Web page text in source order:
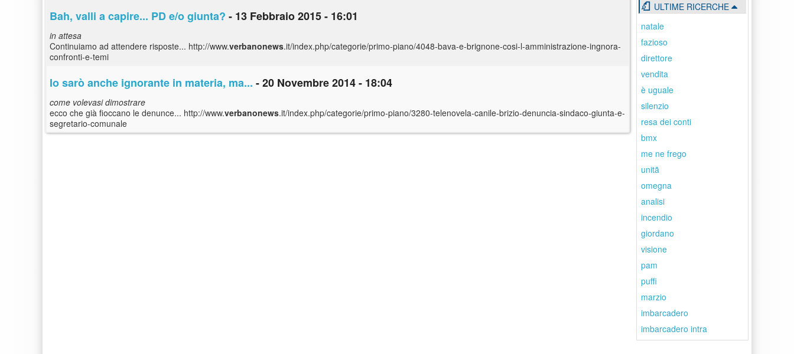
Bah, valli a capire... PD e/o giunta? - 13 Febbraio 2015 - 16:01
in attesa
Continuiamo ad attendere risposte... http://www.verbanonews.it/index.php/categorie/primo-piano/4048-bava-e-brignone-cosi-l-amministrazione-ingnora-
confronti-e-temi
Io sarò anche ignorante in materia, ma... - 20 Novembre 2014 - 18:04
come volevasi dimostrare
ecco che già fioccano le denunce... http://www.verbanonews.it/index.php/categorie/primo-piano/3280-telenovela-canile-brizio-denuncia-sindaco-giunta-e-
segretario-comunale
ULTIME RICERCHE
natale
fazioso
direttore
vendita
è uguale
silenzio
resa dei conti
bmx
me ne frego
unitã
omegna
analisi
incendio
giordano
visione
pam
puffi
marzio
imbarcadero
imbarcadero intra